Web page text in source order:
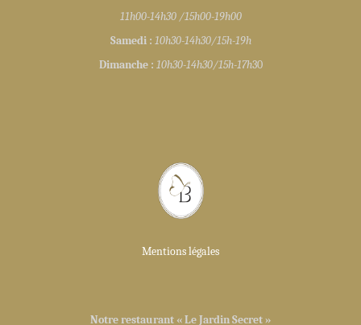
11h00-14h30 /15h00-19h00
Samedi : 10h30-14h30/15h-19h
Dimanche : 10h30-14h30/15h-17h30
Mentions légales
Notre restaurant « Le Jardin Secret »